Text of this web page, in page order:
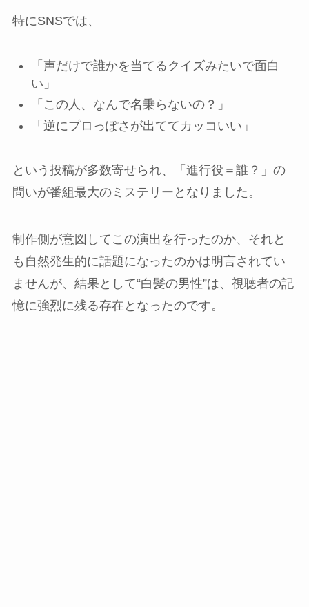
特にSNSでは、
「声だけで誰かを当てるクイズみたいで面白
い」
「この人、なんで名乗らないの？」
「逆にプロっぽさが出ててカッコいい」
という投稿が多数寄せられ、「進行役＝誰？」の
問いが番組最大のミステリーとなりました。
制作側が意図してこの演出を行ったのか、それと
も自然発生的に話題になったのかは明言されてい
ませんが、結果として“白髪の男性”は、視聴者の記
憶に強烈に残る存在となったのです。